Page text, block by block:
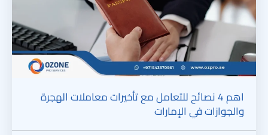
اهم 4 نصائح للتعامل مع تأخيرات معاملات الهجرة
والجوازات في الإمارات